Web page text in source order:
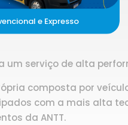
e Expresso
um serviço de alta
composta por
com a mais alta
da ANTT.